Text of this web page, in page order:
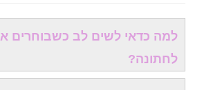
למה כדאי לשים לב כשבוחרים
לחתונה?